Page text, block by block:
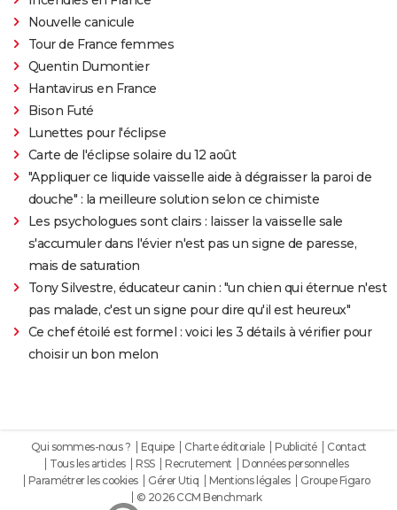
Nouvelle canicule
Tour de France femmes
Quentin Dumontier
Hantavirus en France
Bison Futé
Lunettes pour l'éclipse
Carte de l'éclipse solaire du 12 août
"Appliquer ce liquide vaisselle aide à dégraisser la paroi de
douche" : la meilleure solution selon ce chimiste
Les psychologues sont clairs : laisser la vaisselle sale
s'accumuler dans l'évier n'est pas un signe de paresse,
mais de saturation
Tony Silvestre, éducateur canin : "un chien qui éternue n'est
pas malade, c'est un signe pour dire qu'il est heureux"
Ce chef étoilé est formel : voici les 3 détails à vérifier pour
choisir un bon melon
Qui sommes-nous ? Equipe Charte éditoriale Publicité
Contact
Tous les articles
RSS Recrutement
Données personnelles
Paramétrer les cookies
Gérer Utiq Mentions légales
Groupe Figaro
© 2026 CCM Benchmark